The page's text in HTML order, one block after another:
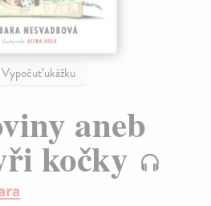
ukážku
aneb
kočky